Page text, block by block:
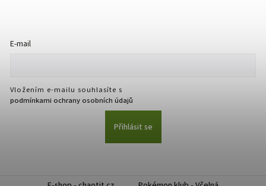
E-mail
Vložením e-mailu souhlasíte s
podmínkami ochrany osobních údajů
Přihlásit se